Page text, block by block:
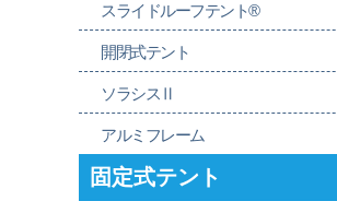
スライドルーフテント®
開閉式テント
ソラシスⅡ
アルミフレーム
固定式テント